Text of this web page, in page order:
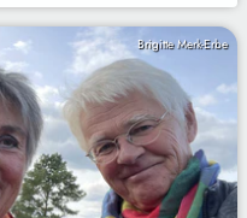
Brigitte Merk-Erbe